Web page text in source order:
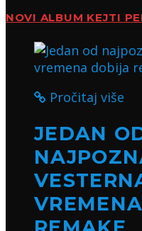
NOVI ALBUM KEJTI
Pročitaj više
JEDAN